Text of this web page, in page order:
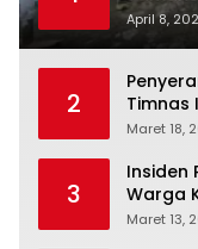
Halal
April 8,
2
Timnas
Maret 18,
3
Insiden
Warga
yang
Maret 13,